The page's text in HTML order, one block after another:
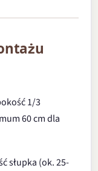
1/3
60 cm dla
słupka (ok. 25-